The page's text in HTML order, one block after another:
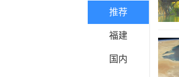
推荐
福建
国内